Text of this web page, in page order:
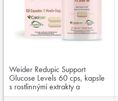
Weider Redupic Support
Glucose Levels 60 cps, kapsle
s rostlinnými extrakty a
chromem